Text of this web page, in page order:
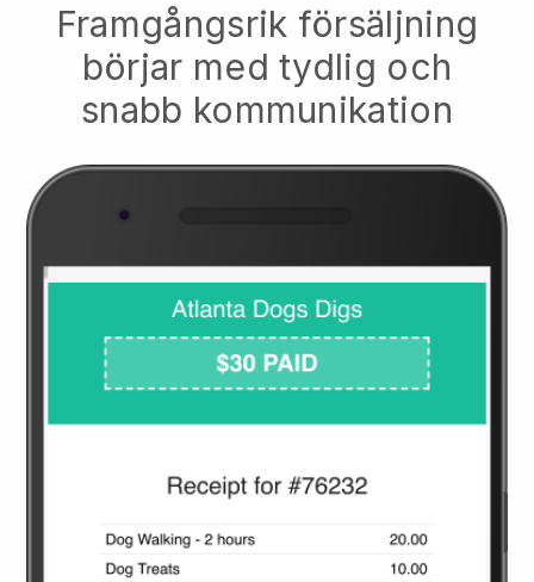
Framgångsrik försäljning
börjar med tydlig och
snabb kommunikation